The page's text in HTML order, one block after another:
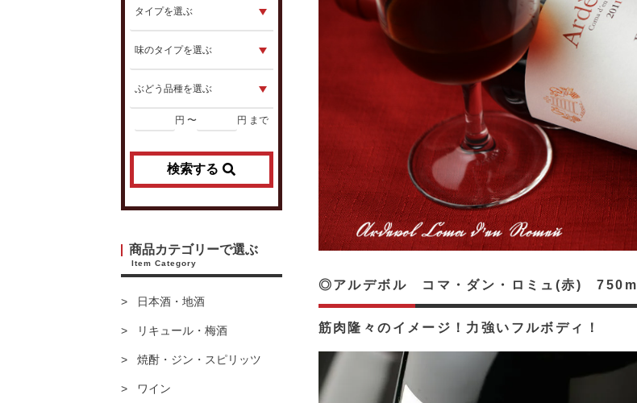
円 〜 円 まで
検索する
商品カテゴリーで選ぶ
Item Category
日本酒・地酒
リキュール・梅酒
焼酎・ジン・スピリッツ
ワイン
筋肉隆々のイメージ！力強いフルボディ！
◎アルデボル コマ・ダン・ロミュ(赤) 750ml